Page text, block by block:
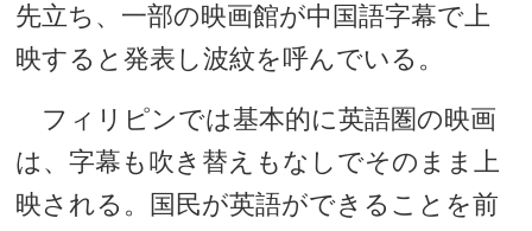
先立ち、一部の映画館が中国語字幕で上
映すると発表し波紋を呼んでいる。
フィリピンでは基本的に英語圏の映画
は、字幕も吹き替えもなしでそのまま上
映される。国民が英語ができることを前